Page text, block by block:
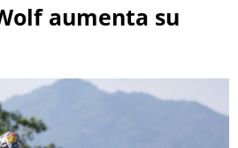
aumenta su